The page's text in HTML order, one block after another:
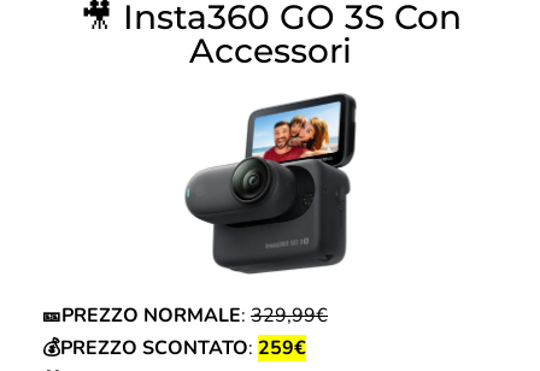
🎥 Insta360 GO 3S Con
Accessori
🎫PREZZO NORMALE: 329,99€
💰PREZZO SCONTATO: 259€